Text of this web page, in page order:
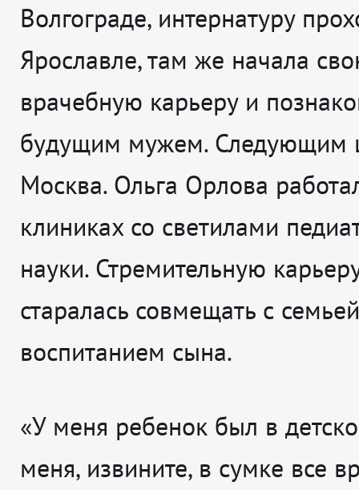
Волгограде, интернатуру
Ярославле, там же начала
врачебную карьеру и
будущим мужем. Следующим
Москва. Ольга Орлова
клиниках со светилами
науки. Стремительную
старалась совмещать с
воспитанием сына.
«У меня ребенок был в
меня, извините, в сумке все